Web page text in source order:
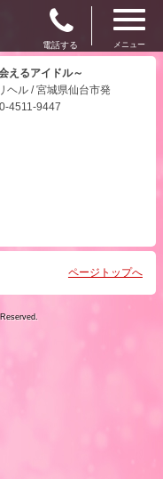
電話する メニュー
えるアイドル～
ヘル / 宮城県仙台市発
4511-9447
ページトップへ